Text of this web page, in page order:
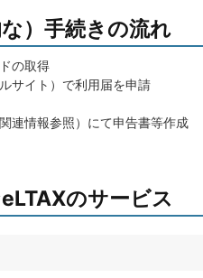
）手続きの流れ
の取得
サイト）で利用届を申請
連情報参照）にて申告書等作成
のサービス